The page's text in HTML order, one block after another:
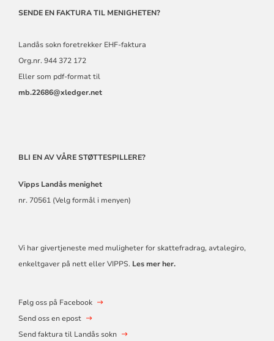
SENDE EN FAKTURA TIL MENIGHETEN?
Landås sokn foretrekker EHF-faktura
Org.nr. 944 372 172
Eller som pdf-format til
mb.22686@xledger.net
BLI EN AV VÅRE STØTTESPILLERE?
Vipps Landåsmenighet
nr. 70561 (Velg formål i menyen)
Vi har givertjeneste med muligheter for skattefradrag, avtalegiro,
enkeltgaver på nett eller VIPPS. Les mer her.
Følg oss på Facebook
Send oss en epost
Send faktura til Landås sokn